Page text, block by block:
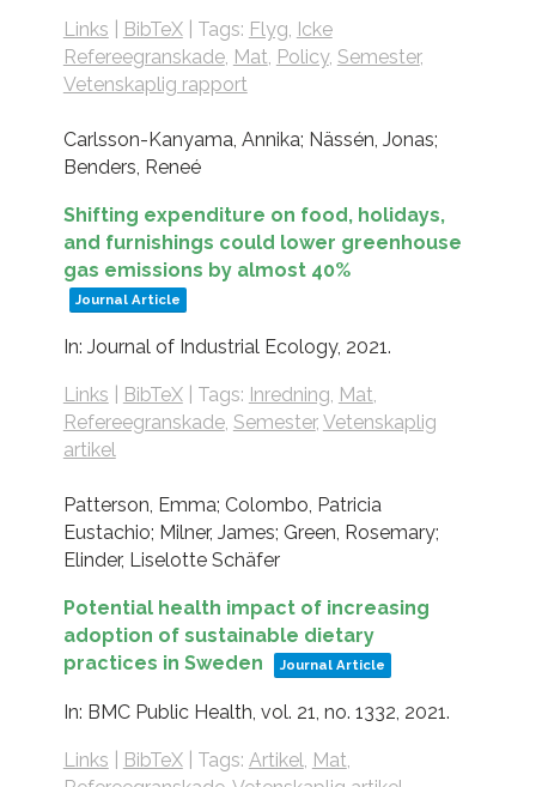
Links BibTeX| Tags: Flyg, Icke
Refereegranskade, Mat, Policy, Semester,
Vetenskaplig rapport
Carlsson-Kanyama, Annika; Nässén, Jonas;
Benders, Reneé
Shifting expenditure on food, holidays,
and furnishings could lower greenhouse
gas emissions by almost 40%
Journal Article
In: Journal of Industrial Ecology, 2021.
Links BibTeX| Tags: Inredning, Mat,
Refereegranskade, Semester, Vetenskaplig
artikel
Patterson, Emma; Colombo, Patricia
Eustachio; Milner, James; Green, Rosemary;
Elinder, Liselotte Schäfer
Potential health impact of increasing
adoption of sustainable dietary
practices in Sweden
Journal Article
In: BMC Public Health, vol. 21, no. 1332, 2021.
Links BibTeX| Tags: Artikel, Mat,